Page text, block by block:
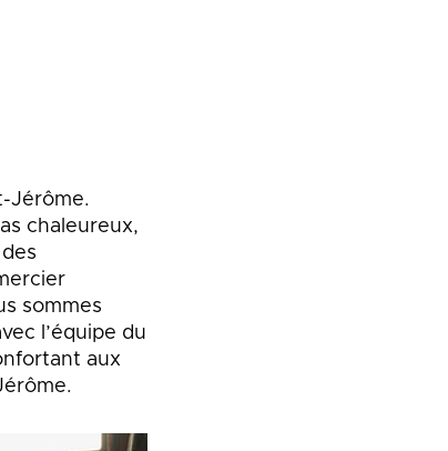
Jérôme.
chaleureux,
sommes
l’équipe du
aux